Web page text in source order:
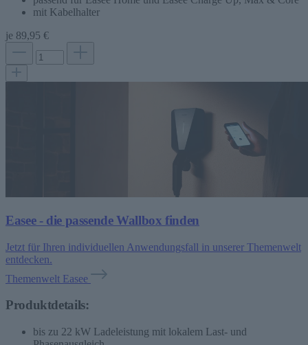
mit Kabelhalter
je 89,95 €
Easee - die passende Wallbox finden
Jetzt für Ihren individuellen Anwendungsfall in unserer Themenwelt
entdecken.
Themenwelt Easee
Produktdetails:
bis zu 22 kW Ladeleistung mit lokalem Last- und